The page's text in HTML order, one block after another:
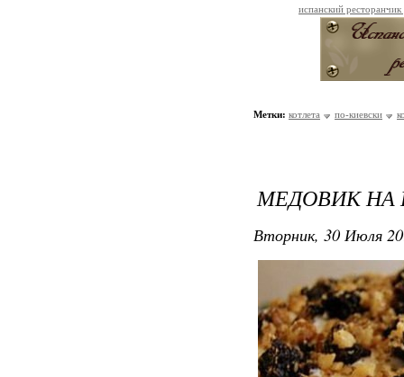
испанский
Метки: котлета по-киевски
МЕДОВИК НА
Вторник, 30 Июля